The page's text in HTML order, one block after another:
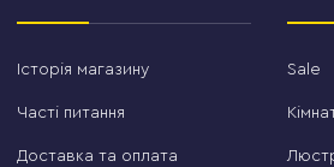
Історія магазину
Часті питання
Доставка та оплата
Sale